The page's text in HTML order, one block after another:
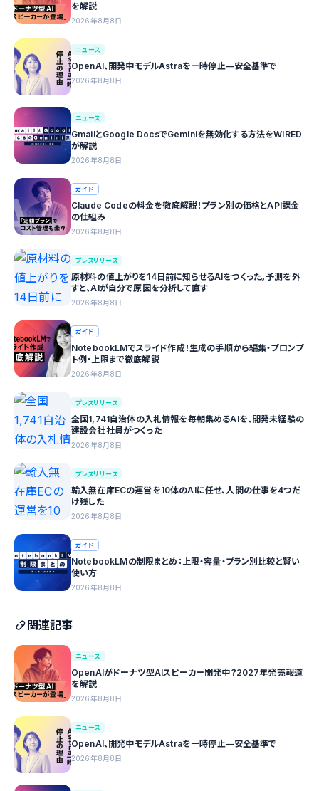
を解説
2026年8月8日
ニュース
OpenAI、開発中モデルAstraを一時停止—安全基準で
2026年8月8日
ニュース
GmailとGoogle DocsでGeminiを無効化する方法をWIRED
が解説
2026年8月8日
ガイド
Claude Codeの料金を徹底解説！プラン別の価格とAPI課金
の仕組み
2026年8月8日
プレスリリース
原材料の値上がりを14日前に知らせるAIをつくった。予測を外
すと、AIが自分で原因を分析して直す
2026年8月8日
ガイド
NotebookLMでスライド作成！生成の手順から編集・プロンプ
ト例・上限まで徹底解説
2026年8月8日
プレスリリース
全国1,741自治体の入札情報を毎朝集めるAIを、開発未経験の
建設会社社員がつくった
2026年8月8日
プレスリリース
輸入無在庫ECの運営を10体のAIに任せ、人間の仕事を4つだ
け残した
2026年8月8日
ガイド
NotebookLMの制限まとめ：上限・容量・プラン別比較と賢い
使い方
2026年8月8日
関連記事
ニュース
OpenAIがドーナツ型AIスピーカー開発中？2027年発売報道
を解説
2026年8月8日
ニュース
OpenAI、開発中モデルAstraを一時停止—安全基準で
2026年8月8日